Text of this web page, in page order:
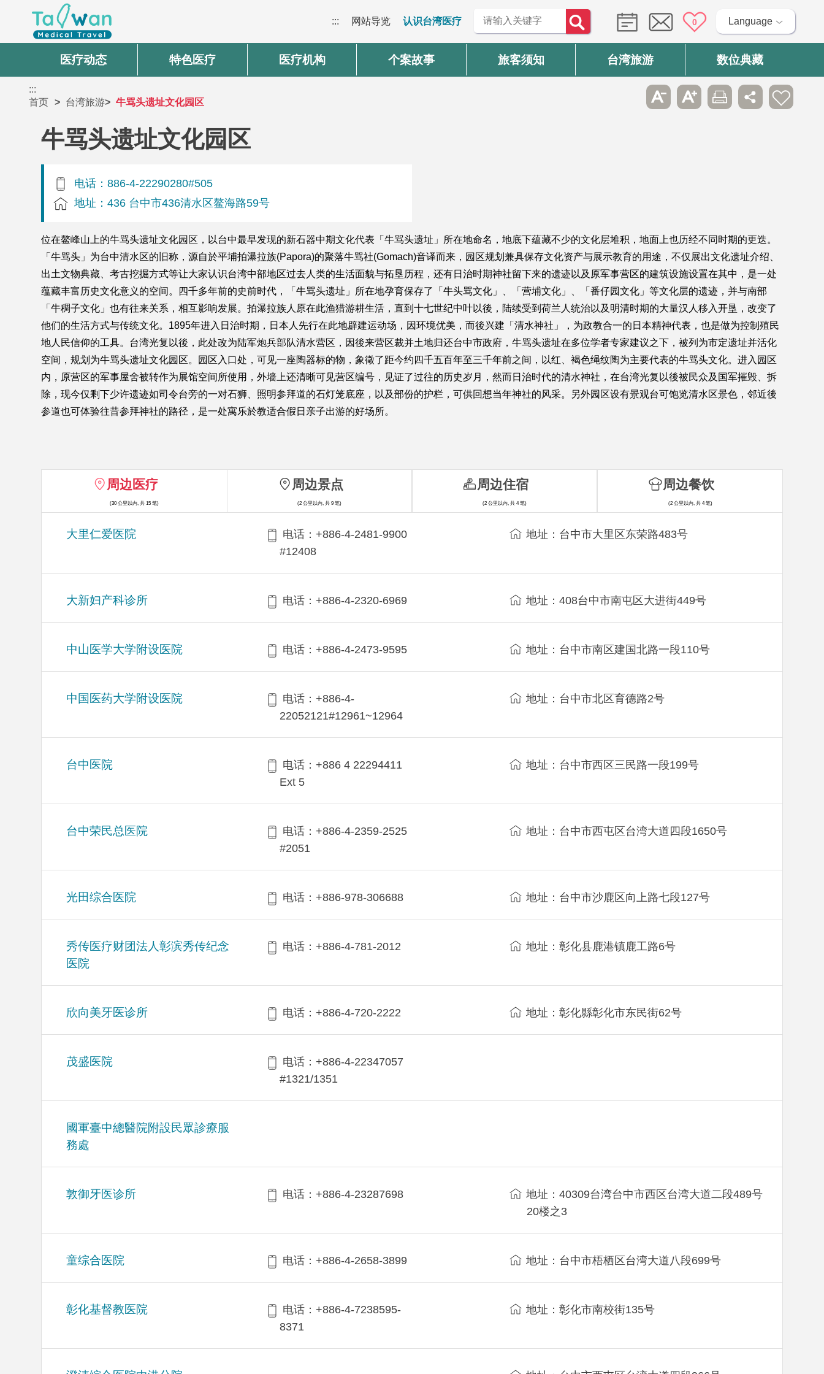
::: 网站导览 认识台湾医疗 0 Language
医疗动态 特色医疗 医疗机构 个案故事 旅客须知 台湾旅游 数位典藏
:::
首页
台湾旅游 牛骂头遗址文化园区
牛骂头遗址文化园区
电话：886-4-22290280#505
地址：436 台中市436清水区鳌海路59号
位在鳌峰山上的牛骂头遗址文化园区，以台中最早发现的新石器中期文化代表「牛骂头遗址」所在地命名，地底下蕴藏不少的文化层堆积，地面上也历经不同时期的更迭。
「牛骂头」为台中清水区的旧称，源自於平埔拍瀑拉族(Papora)的聚落牛骂社(Gomach)音译而来，园区规划兼具保存文化资产与展示教育的用途，不仅展出文化遗址介绍、
出土文物典藏、考古挖掘方式等让大家认识台湾中部地区过去人类的生活面貌与拓垦历程，还有日治时期神社留下来的遗迹以及原军事营区的建筑设施设置在其中，是一处
蕴藏丰富历史文化意义的空间。四千多年前的史前时代，「牛骂头遗址」所在地孕育保存了「牛头骂文化」、「营埔文化」、「番仔园文化」等文化层的遗迹，并与南部
「牛稠子文化」也有往来关系，相互影响发展。拍瀑拉族人原在此渔猎游耕生活，直到十七世纪中叶以後，陆续受到荷兰人统治以及明清时期的大量汉人移入开垦，改变了
他们的生活方式与传统文化。1895年进入日治时期，日本人先行在此地辟建运动场，因环境优美，而後兴建「清水神社」，为政教合一的日本精神代表，也是做为控制殖民
地人民信仰的工具。台湾光复以後，此处改为陆军炮兵部队清水营区，因後来营区裁并土地归还台中市政府，牛骂头遗址在多位学者专家建议之下，被列为市定遗址并活化
空间，规划为牛骂头遗址文化园区。园区入口处，可见一座陶器标的物，象徵了距今约四千五百年至三千年前之间，以红、褐色绳纹陶为主要代表的牛骂头文化。进入园区
内，原营区的军事屋舍被转作为展馆空间所使用，外墙上还清晰可见营区编号，见证了过往的历史岁月，然而日治时代的清水神社，在台湾光复以後被民众及国军摧毁、拆
除，现今仅剩下少许遗迹如司令台旁的一对石狮、照明参拜道的石灯笼底座，以及部份的护栏，可供回想当年神社的风采。另外园区设有景观台可饱览清水区景色，邻近後
参道也可体验往昔参拜神社的路径，是一处寓乐於教适合假日亲子出游的好场所。
周边医疗
(30 公里以内, 共 15 笔)
大里仁爱医院
电话：+886-4-2481-9900
#12408
地址：台中市大里区东荣路483号
大新妇产科诊所 电话：+886-4-2320-6969 地址：408台中市南屯区大进街449号
中山医学大学附设医院 电话：+886-4-2473-9595 地址：台中市南区建国北路一段110号
中国医药大学附设医院
电话：+886-4-
22052121#12961~12964
地址：台中市北区育德路2号
台中医院
电话：+886 4 22294411
Ext 5
地址：台中市西区三民路一段199号
台中荣民总医院
电话：+886-4-2359-2525
#2051
地址：台中市西屯区台湾大道四段1650号
光田综合医院 电话：+886-978-306688 地址：台中市沙鹿区向上路七段127号
秀传医疗财团法人彰滨秀传纪念
医院
电话：+886-4-781-2012 地址：彰化县鹿港镇鹿工路6号
欣向美牙医诊所 电话：+886-4-720-2222 地址：彰化縣彰化市东民街62号
茂盛医院
电话：+886-4-22347057
#1321/1351
國軍臺中總醫院附設民眾診療服
務處
敦御牙医诊所 电话：+886-4-23287698
地址：40309台湾台中市西区台湾大道二段489号
20楼之3
童综合医院 电话：+886-4-2658-3899 地址：台中市梧栖区台湾大道八段699号
彰化基督教医院
电话：+886-4-7238595-
8371
地址：彰化市南校街135号
周边景点
(2 公里以内, 共 9 笔)
周边住宿
(2 公里以内, 共 4 笔)
周边餐饮
(2 公里以内, 共 4 笔)